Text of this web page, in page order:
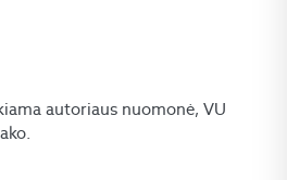
autoriaus nuomonė, VU